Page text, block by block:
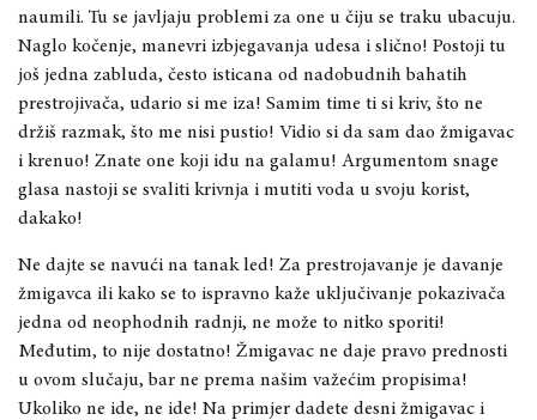
naumili. Tu se javljaju problemi za one u čiju se traku ubacuju.
Naglo kočenje, manevri izbjegavanja udesa i slično! Postoji tu
još jedna zabluda, često isticana od nadobudnih bahatih
prestrojivača, udario si me iza! Samim time ti si kriv, što ne
držiš razmak, što me nisi pustio! Vidio si da sam dao žmigavac
i krenuo! Znate one koji idu na galamu! Argumentom snage
glasa nastoji se svaliti krivnja i mutiti voda u svoju korist,
dakako!
Ne dajte se navući na tanak led! Za prestrojavanje je davanje
žmigavca ili kako se to ispravno kaže uključivanje pokazivača
jedna od neophodnih radnji, ne može to nitko sporiti!
Međutim, to nije dostatno! Žmigavac ne daje pravo prednosti
u ovom slučaju, bar ne prema našim važećim propisima!
Ukoliko ne ide, ne ide! Na primjer dadete desni žmigavac i